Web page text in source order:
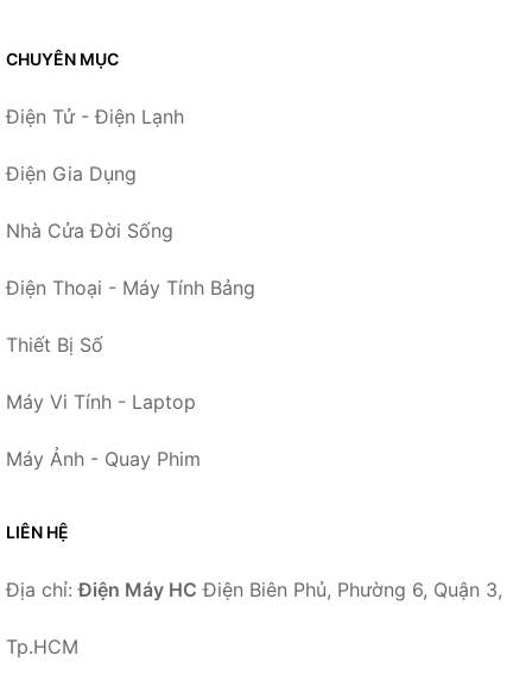
CHUYÊN MỤC
Điện Tử - Điện Lạnh
Điện Gia Dụng
Nhà Cửa Đời Sống
Điện Thoại - Máy Tính Bảng
Thiết Bị Số
Máy Vi Tính - Laptop
Máy Ảnh - Quay Phim
LIÊN HỆ
Địa chỉ:Điện Máy HC Điện Biên Phủ, Phường 6, Quận 3,
Tp.HCM